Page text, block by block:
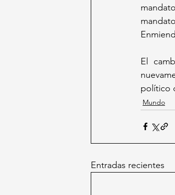
El
político
Mundo
Entradas recientes